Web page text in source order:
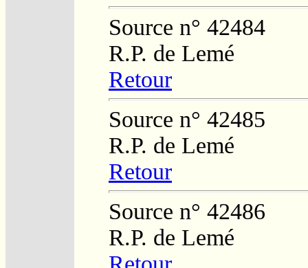
Source n° 42484
R.P. de Lemé
Retour
Source n° 42485
R.P. de Lemé
Retour
Source n° 42486
R.P. de Lemé